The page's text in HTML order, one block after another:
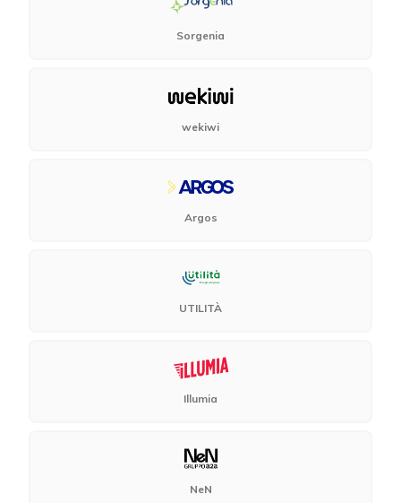
Sorgenia
wekiwi
Argos
UTILITÀ
Illumia
NeN